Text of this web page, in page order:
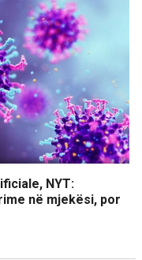
NYT:
në mjekësi, por